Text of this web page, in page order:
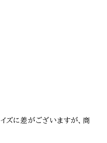
ズに差がございますが、商